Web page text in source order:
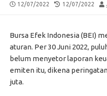
PUBLISHED
12/07/2022
LAST
12/07/2022
Bursa Efek Indonesia (BEI)
aturan. Per 30 Juni 2022,
belum menyetor laporan
emiten itu, dikena
juta.